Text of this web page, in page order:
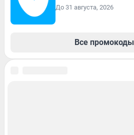
До 31 августа, 2026
Все промокоды